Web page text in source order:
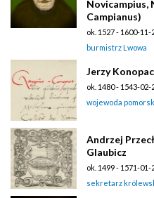
Novicampius,
Campianus)
ok. 1527 - 1600-11-
burmistrz Lwowa
Jerzy
ok. 1480 - 1543-02-
wojewoda
Andrzej
Glaubicz
ok. 1499 - 1571-01-
sekretarz